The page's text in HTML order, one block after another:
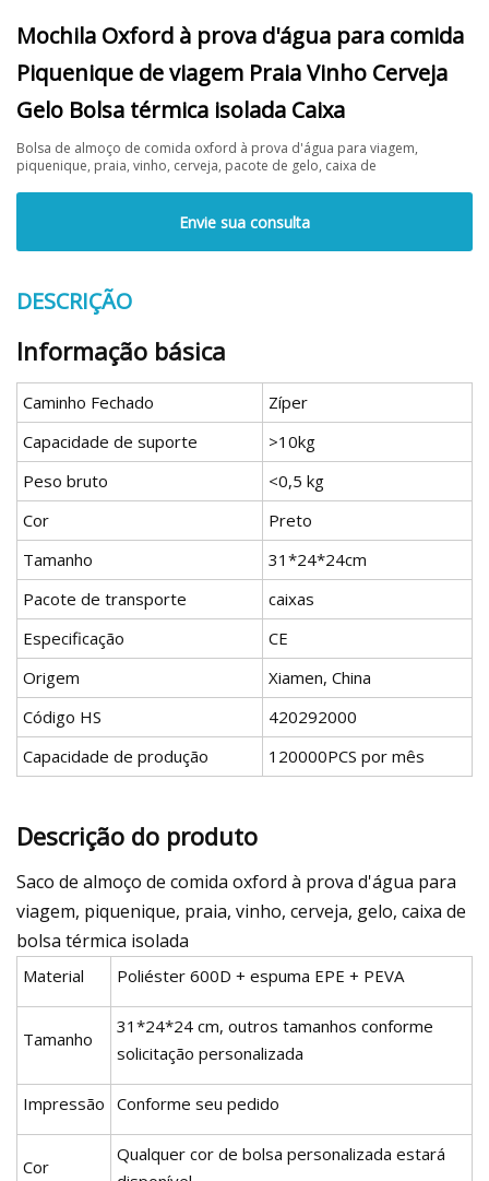
Mochila Oxford à prova d'água para comida
Piquenique de viagem Praia Vinho Cerveja
Gelo Bolsa térmica isolada Caixa
Bolsa de almoço de comida oxford à prova d'água para viagem,
piquenique, praia, vinho, cerveja, pacote de gelo, caixa de
Envie sua consulta
DESCRIÇÃO
Informação básica
Caminho Fechado
Zíper
Capacidade de suporte
>10kg
Peso bruto
<0,5 kg
Cor
Preto
Tamanho
31*24*24cm
Pacote de transporte
caixas
Especificação
CE
Origem
Xiamen, China
Código HS
420292000
Capacidade de produção
120000PCS por mês
Descrição do produto
Saco de almoço de comida oxford à prova d'água para
viagem, piquenique, praia, vinho, cerveja, gelo, caixa de
bolsa térmica isolada
Material Poliéster 600D + espuma EPE + PEVA
Tamanho
31*24*24 cm, outros tamanhos conforme
solicitação personalizada
Impressão Conforme seu pedido
Cor
Qualquer cor de bolsa personalizada estará